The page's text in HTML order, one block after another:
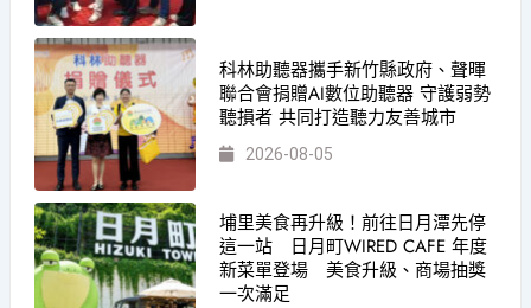
科林助聽器攜手新竹縣政府、聲暉
聯合會捐贈AI數位助聽器 守護弱勢
聽損者 共同打造聽力友善城市
2026-08-05
埔里美食再升級！前往日月潭先停
這一站 日月町WIRED CAFE 年度
新菜單登場 美食升級、商場抽獎
一次滿足